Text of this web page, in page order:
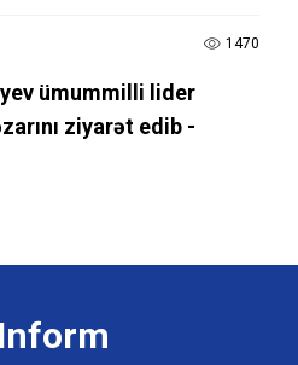
1470
ümummilli lider
ziyarət edib -